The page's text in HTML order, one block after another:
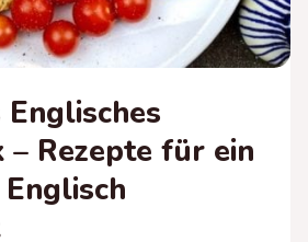
Englisches
– Rezepte für ein